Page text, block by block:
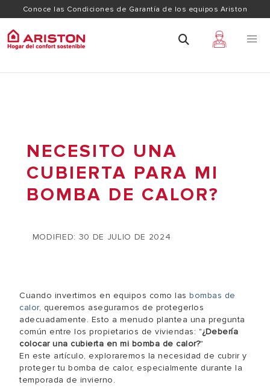
Conoce las Condiciones de Garantía de los equipos Ariston
NECESITO UNA
CUBIERTA PARA MI
BOMBA DE CALOR?
MODIFIED: 30 DE JULIO DE 2024
Cuando invertimos en equipos como las bombas de
calor, queremos asegurarnos de protegerlos
adecuadamente. Esto a menudo plantea una pregunta
común entre los propietarios de viviendas: "¿Debería
colocar una cubierta en mi bomba de calor?"
En este artículo, exploraremos la necesidad de cubrir y
proteger tu bomba de calor, especialmente durante la
temporada de invierno.